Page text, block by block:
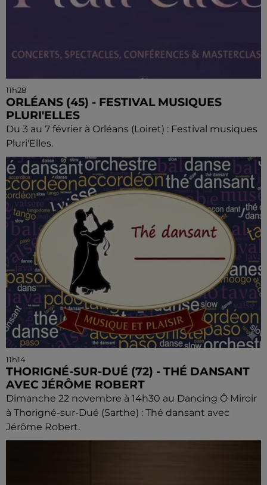
11h28
ORLÉANS (45) - FESTIVAL MUSIQUES
PLURI'ELLES
Du 3 au 7 février à Orléans (Loiret) : Festival musiques
Pluri'Elles.
11h14
THORIGNÉ-SUR-DUÉ (72) - THÉ DANSANT
AVEC JÉRÔME ROBERT
Dimanche 22 novembre à 14h30 au Dancing Ô Miroir
à Thorigné-sur-Dué (Sarthe) : Thé dansant avec
Jérôme Robert.